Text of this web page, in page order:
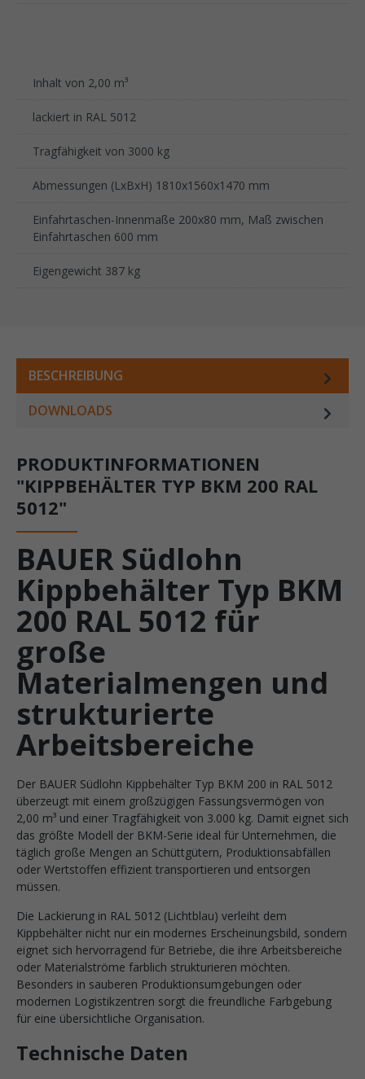
Inhalt von 2,00 m³
lackiert in RAL 5012
Tragfähigkeit von 3000 kg
Abmessungen (LxBxH) 1810x1560x1470 mm
Einfahrtaschen-Innenmaße 200x80 mm, Maß zwischen
Einfahrtaschen 600 mm
Eigengewicht 387 kg
BESCHREIBUNG
DOWNLOADS
PRODUKTINFORMATIONEN
"KIPPBEHÄLTER TYP BKM 200 RAL
5012"
BAUER Südlohn
Kippbehälter Typ BKM
200 RAL 5012 für
große
Materialmengen und
strukturierte
Arbeitsbereiche
Der BAUER Südlohn Kippbehälter Typ BKM 200 in RAL 5012
überzeugt mit einem großzügigen Fassungsvermögen von
2,00 m³ und einer Tragfähigkeit von 3.000 kg. Damit eignet sich
das größte Modell der BKM-Serie ideal für Unternehmen, die
täglich große Mengen an Schüttgütern, Produktionsabfällen
oder Wertstoffen effizient transportieren und entsorgen
müssen.
Die Lackierung in RAL 5012 (Lichtblau) verleiht dem
Kippbehälter nicht nur ein modernes Erscheinungsbild, sondern
eignet sich hervorragend für Betriebe, die ihre Arbeitsbereiche
oder Materialströme farblich strukturieren möchten.
Besonders in sauberen Produktionsumgebungen oder
modernen Logistikzentren sorgt die freundliche Farbgebung
für eine übersichtliche Organisation.
Technische Daten